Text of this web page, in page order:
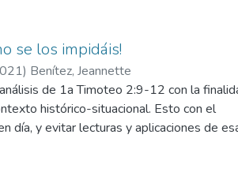
sanitaria de la Organización
de las etapas de duelo en esta etapa
de la pastoral está enfrentando un
misma.
se los impidáis!
) Benítez, Jeannette
de 1a Timoteo 2:9-12 con la
histórico-situacional. Esto con el
día, y evitar lecturas y aplicaciones de
literal generan exclusión hacia el género